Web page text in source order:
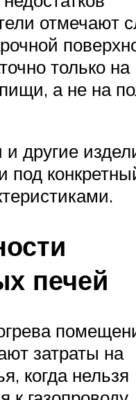
отмечают
только на
а не на
другие
под
печей
затраты на
когда нельзя